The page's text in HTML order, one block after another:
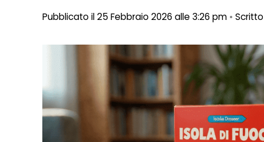
Pubblicato il 25 Febbraio 2026 alle 3:26 pm •